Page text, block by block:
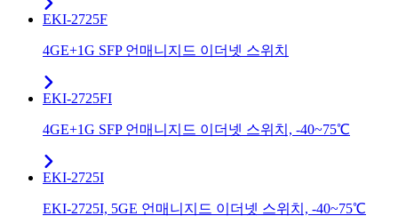
EKI-2725F
4GE+1G SFP 언매니지드 이더넷 스위치
EKI-2725FI
4GE+1G SFP 언매니지드 이더넷 스위치, -40~75℃
EKI-2725I
EKI-2725I, 5GE 언매니지드 이더넷 스위치, -40~75℃